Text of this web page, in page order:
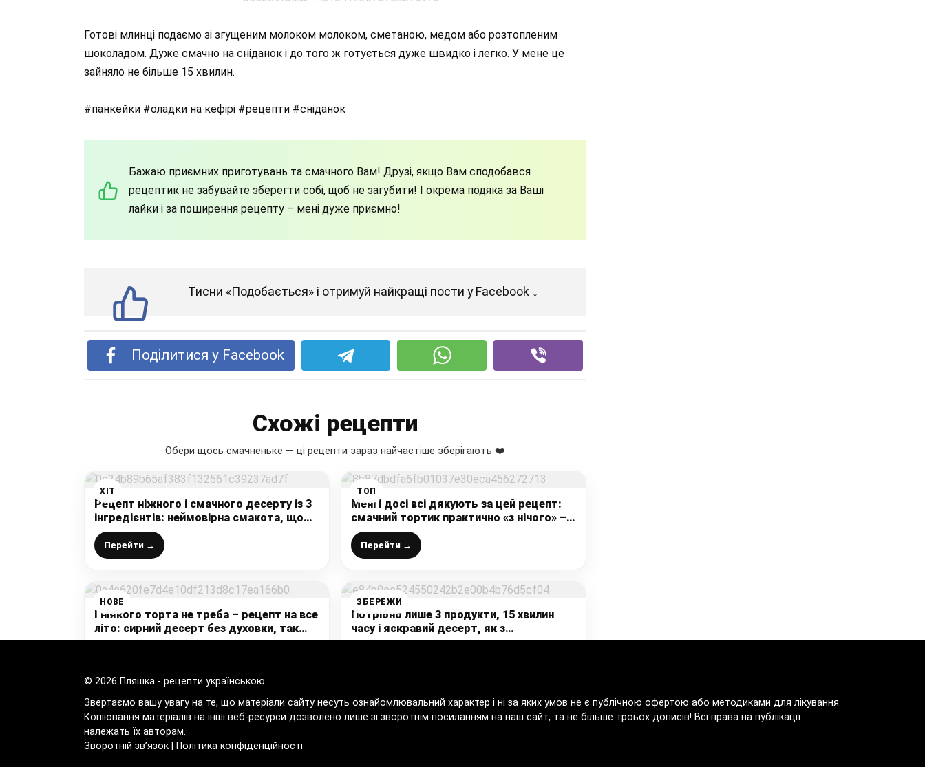
Готові млинці подаємо зі згущеним молоком молоком, сметаною, медом або розтопленим
шоколадом. Дуже смачно на сніданок і до того ж готується дуже швидко і легко. У мене це
зайняло не більше 15 хвилин.
#панкейки #оладки на кефірі #рецепти #сніданок
Бажаю приємних приготувань та смачного Вам! Друзі, якщо Вам сподобався
рецептик не забувайте зберегти собі, щоб не загубити! І окрема подяка за Ваші
лайки і за поширення рецепту – мені дуже приємно!
Тисни «Подобається» і отримуй найкращі пости у Facebook ↓
Поділитися у Facebook
Схожі рецепти
Обери щось смачненьке — ці рецепти зараз найчастіше зберігають ❤️
ХІТ
Рецепт ніжного і смачного десерту із 3
інгредієнтів: неймовірна смакота, що
пальчики оближеш
Перейти →
ТОП
Мені і досі всі дякують за цей рецепт:
смачний тортик практично «з нічого» –
простіше і смачніше рецепта не знаю
Перейти →
НОВЕ
І ніякого торта не треба – рецепт на все
літо: сирний десерт без духовки, так
смачно, що слів немає
ЗБЕРЕЖИ
Потрібно лише 3 продукти, 15 хвилин
часу і яскравий десерт, як з
кондитерської, на вашому столі: це
© 2026 Пляшка - рецепти українською
Звертаємо вашу увагу на те, що матеріали сайту несуть ознайомлювальний характер і ні за яких умов не є публічною офертою або методиками для лікування.
Копіювання матеріалів на інші веб-ресурси дозволено лише зі зворотнім посиланням на наш сайт, та не більше троьох дописів! Всі права на публікації
належать їх авторам.
Зворотній зв’язок
Політика конфіденційності